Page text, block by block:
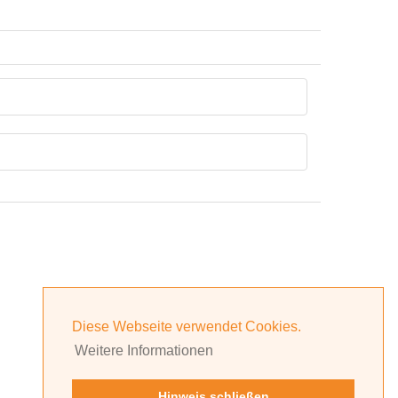
Diese Webseite verwendet Cookies.
Weitere Informationen